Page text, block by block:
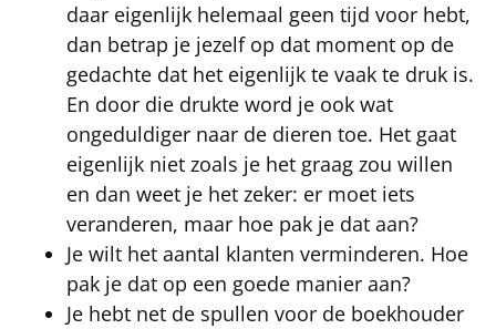
daar eigenlijk helemaal geen tijd voor hebt,
dan betrap je jezelf op dat moment op de
gedachte dat het eigenlijk te vaak te druk is.
En door die drukte word je ook wat
ongeduldiger naar de dieren toe. Het gaat
eigenlijk niet zoals je het graag zou willen
en dan weet je het zeker: er moet iets
veranderen, maar hoe pak je dat aan?
Je wilt het aantal klanten verminderen. Hoe
pak je dat op een goede manier aan?
Je hebt net de spullen voor de boekhouder